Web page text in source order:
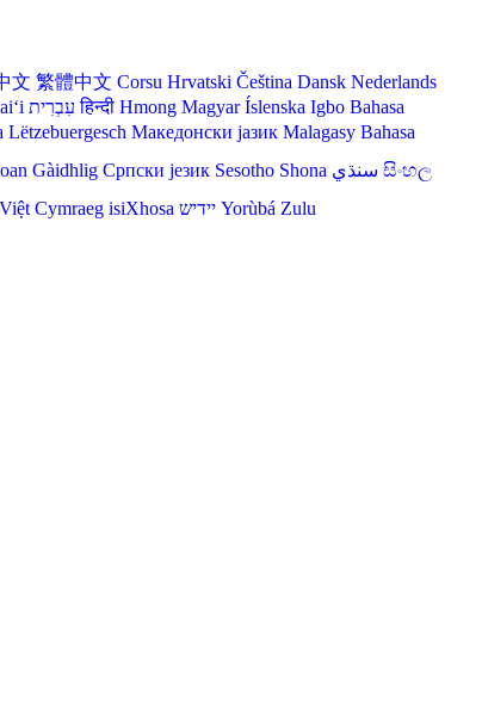
文 繁體中文 Corsu Hrvatski Čeština‎ Dansk Nederlands
עִבְרִית हिन्दी Hmong Magyar Íslenska Igbo Bahasa
Lëtzebuergesch Македонски јазик Malagasy Bahasa
Gàidhlig Српски језик Sesotho Shona سنڌي සිංහල
Cymraeg isiXhosa יידיש Yorùbá Zulu